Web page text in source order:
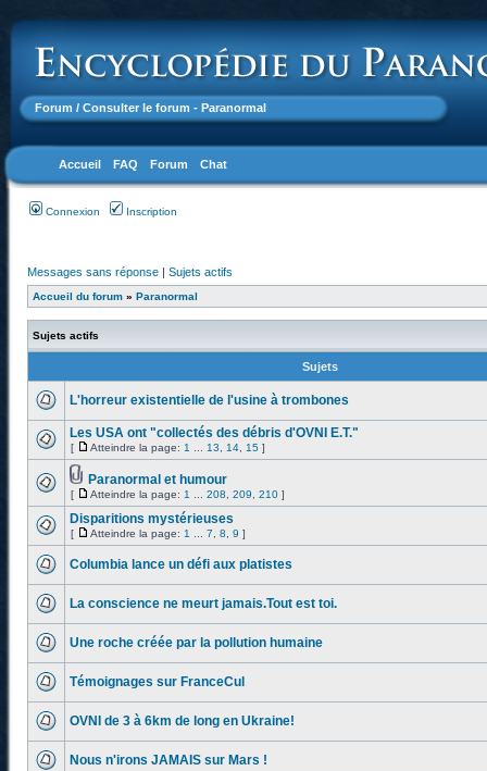
Forum / Consulter le forum - Paranormal
Accueil FAQ Forum Chat
Connexion Inscription
Messages sans réponse | Sujets actifs
Accueil du forum » Paranormal
Sujets actifs
Sujets
L'horreur existentielle de l'usine à trombones
Les USA ont "collectés des débris d'OVNI E.T."
[ Atteindre la page: 1 13 14 15 ]
Paranormal et humour
[ Atteindre la page: 1 208 209 210 ]
Disparitions mystérieuses
[ Atteindre la page: 1 7 8 9 ]
Columbia lance un défi aux platistes
La conscience ne meurt jamais.Tout est toi.
Une roche créée par la pollution humaine
Témoignages sur FranceCul
OVNI de 3 à 6km de long en Ukraine!
Nous n'irons JAMAIS sur Mars !